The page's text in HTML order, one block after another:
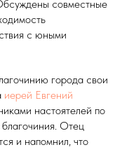
совместные
с юными
города свои
иерей Евгений
настоятелей по
Отец
и напомнил, что